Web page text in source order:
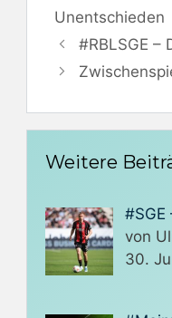
Unentschieden
#RBLSGE –
Weitere
#SGE
von
30.